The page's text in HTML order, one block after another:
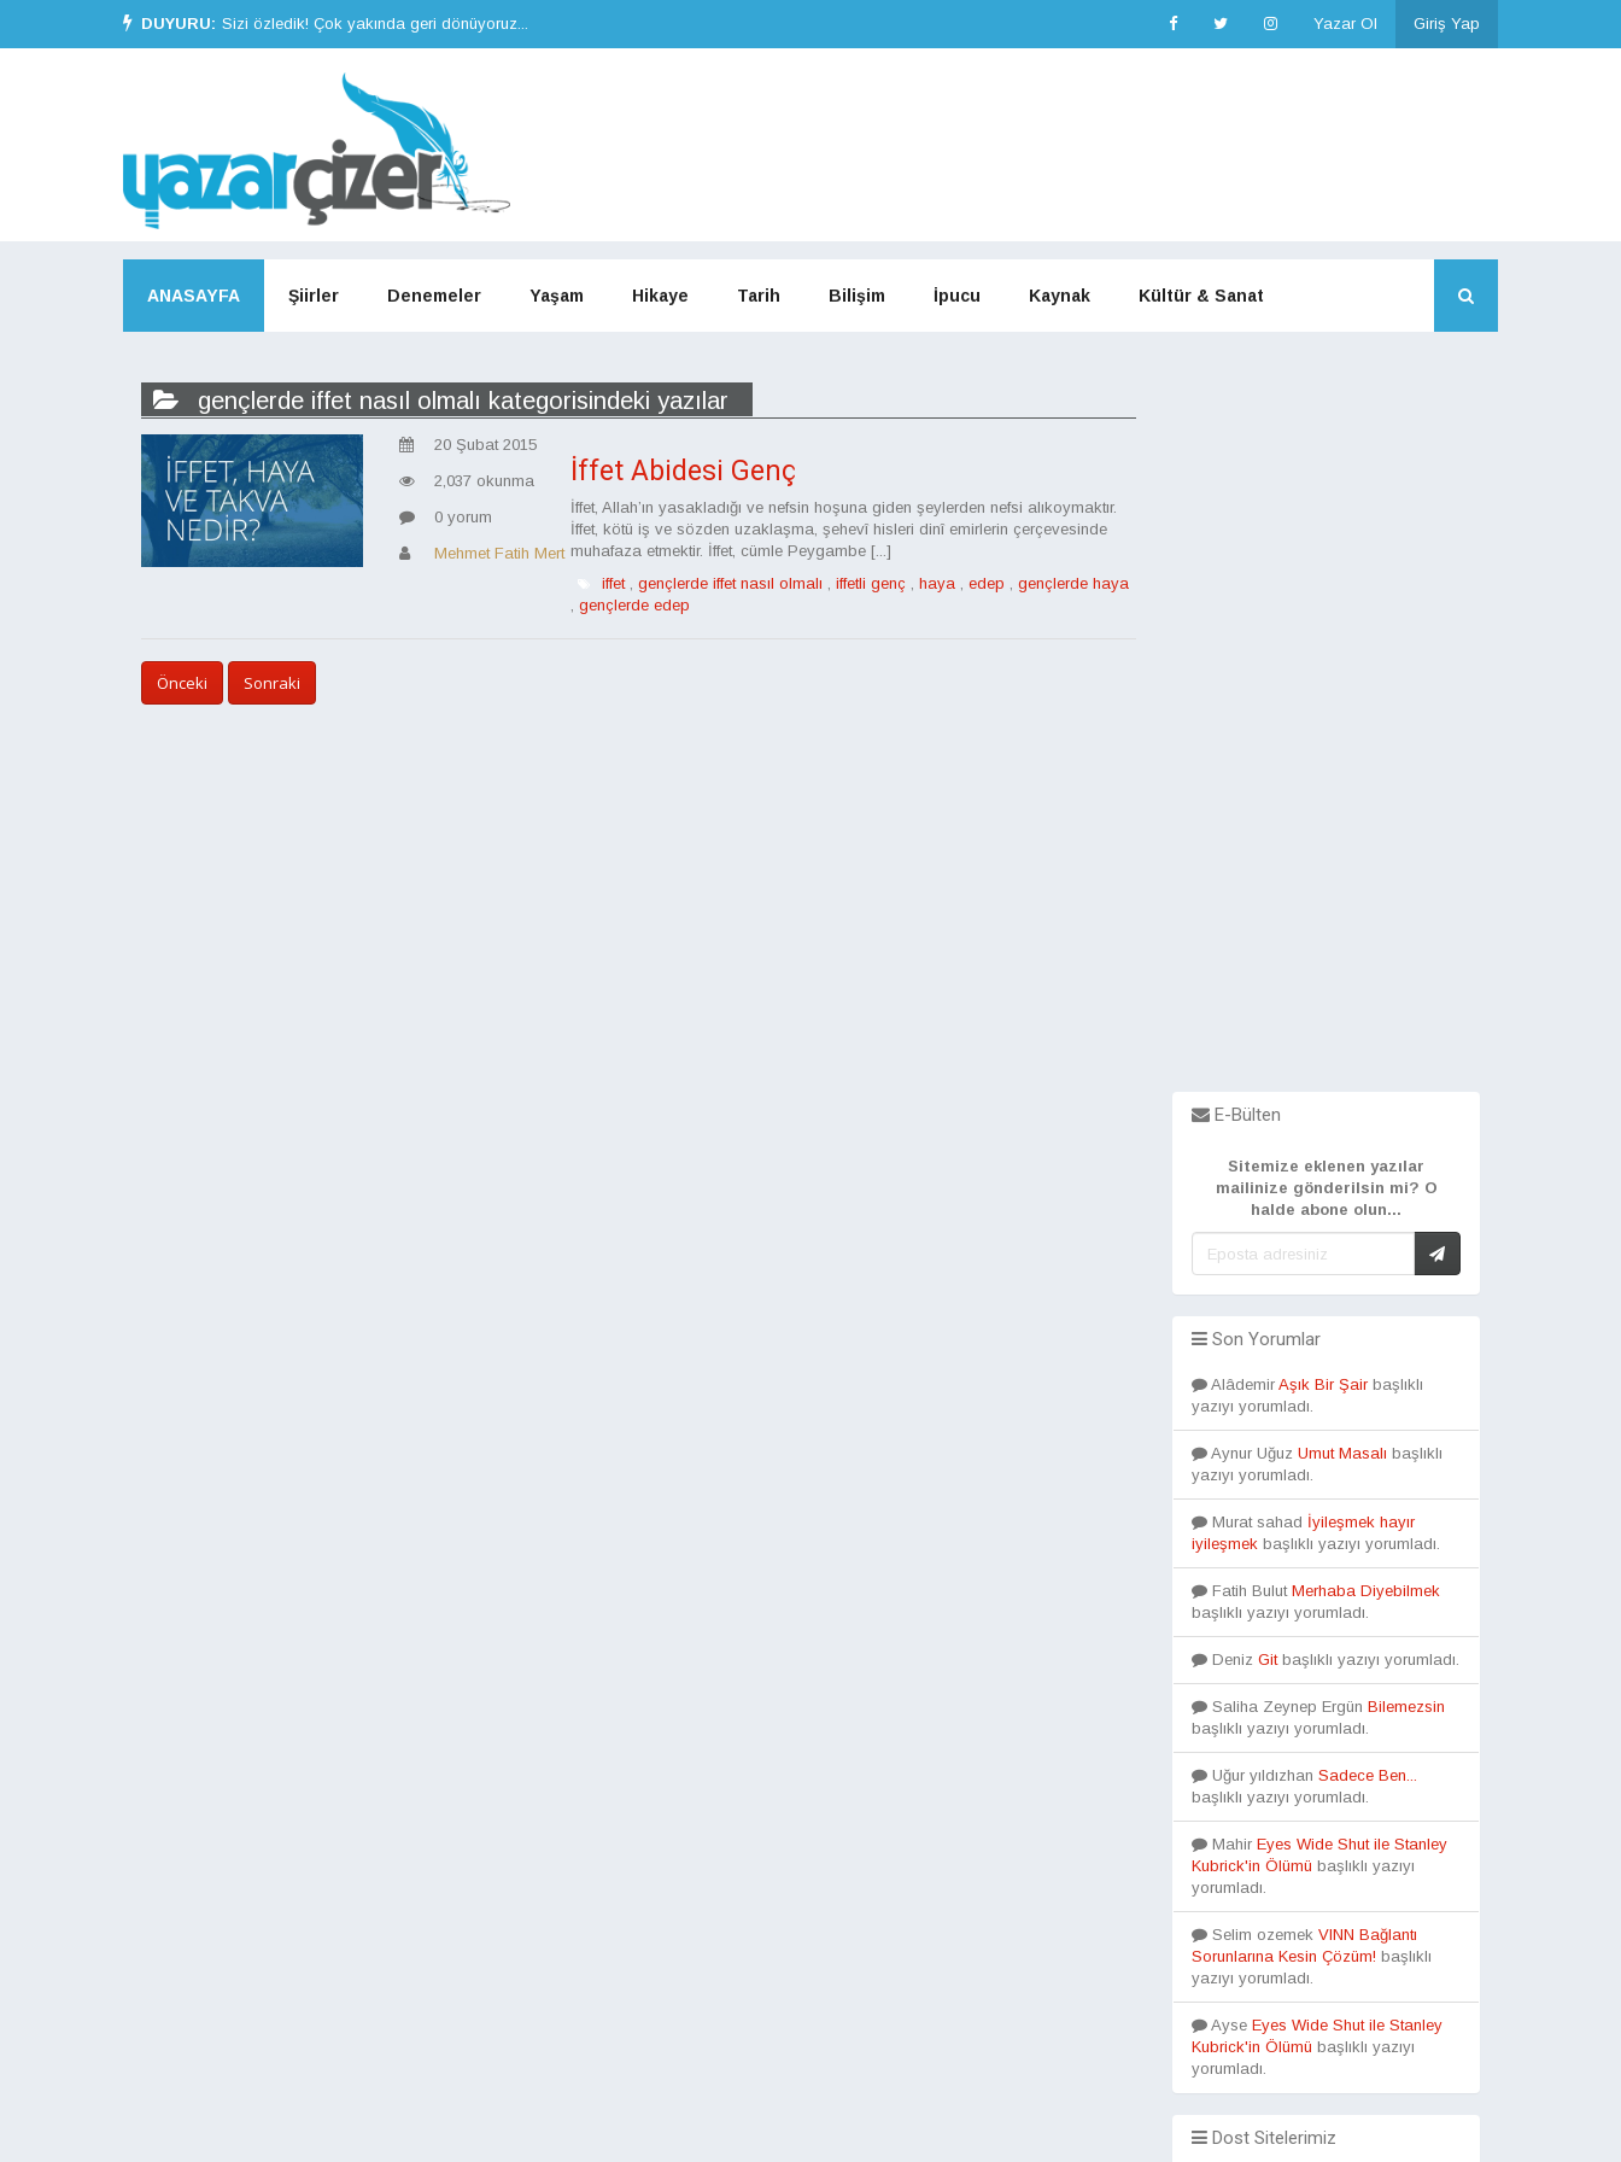
DUYURU: Sizi özledik! Çok yakında geri dönüyoruz... Yazar Ol Giriş Yap
ANASAYFA Şiirler Denemeler Yaşam Hikaye Tarih Bilişim İpucu Kaynak Kültür & Sanat
E-Bülten
Sitemize eklenen yazılar
mailinize gönderilsin mi? O
halde abone olun...
Son Yorumlar
Alâdemir Aşık Bir Şair başlıklı
yazıyı yorumladı.
Aynur Uğuz Umut Masalı başlıklı
yazıyı yorumladı.
Murat sahad İyileşmek hayır
iyileşmek başlıklı yazıyı yorumladı.
Fatih Bulut Merhaba Diyebilmek
başlıklı yazıyı yorumladı.
Deniz Gitbaşlıklı yazıyı yorumladı.
Saliha Zeynep Ergün Bilemezsin
başlıklı yazıyı yorumladı.
Uğur yıldızhan Sadece Ben...
başlıklı yazıyı yorumladı.
Mahir Eyes Wide Shut ile Stanley
Kubrick'in Ölümü başlıklı yazıyı
yorumladı.
Selim ozemek VINN Bağlantı
Sorunlarına Kesin Çözüm! başlıklı
yazıyı yorumladı.
Ayse Eyes Wide Shut ile Stanley
Kubrick'in Ölümü başlıklı yazıyı
yorumladı.
Dost Sitelerimiz
gençlerde iffet nasıl olmalı kategorisindeki yazılar
20 Şubat 2015
2,037 okunma
0 yorum
Mehmet Fatih Mert
İffet Abidesi Genç
İffet, Allah’ın yasakladığı ve nefsin hoşuna giden şeylerden nefsi alıkoymaktır.
İffet, kötü iş ve sözden uzaklaşma, şehevî hisleri dinî emirlerin çerçevesinde
muhafaza etmektir. İffet, cümle Peygambe [...]
iffet, gençlerde iffet nasıl olmalı , iffetli genç , haya, edep , gençlerde haya
,gençlerde edep
Önceki Sonraki